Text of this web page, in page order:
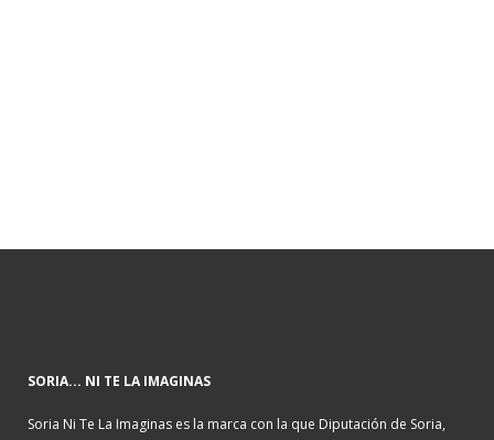
SORIA... NI TE LA IMAGINAS
Soria Ni Te La Imaginas es la marca con la que Diputación de Soria,